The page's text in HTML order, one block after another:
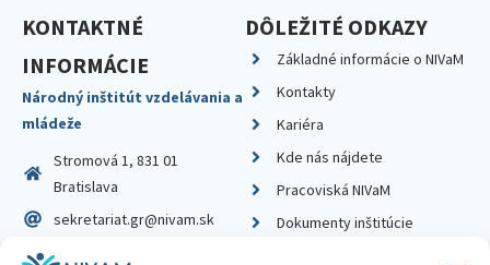
KONTAKTNÉ
INFORMÁCIE
Národný inštitút vzdelávania a
mládeže
Stromová 1, 831 01
Bratislava
sekretariat.gr@nivam.sk
IČO: 00164348
DÔLEŽITÉ ODKAZY
Základné informácie o NIVaM
Kontakty
Kariéra
Kde nás nájdete
Pracoviská NIVaM
Dokumenty inštitúcie